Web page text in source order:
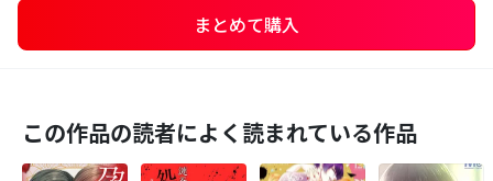
まとめて購入
この作品の読者によく読まれている作品